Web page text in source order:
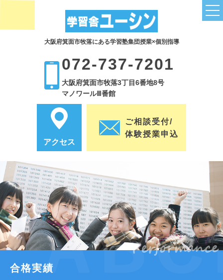
大阪府箕面市牧落にある学習塾集団授業×個別指導
072-737-7201
大阪府箕面市牧落3丁目6番地8号
マノワールⅢ番館
アクセス
ご相談受付/
体験授業申込
小学部コース
中学部コース
小学英語は塾で補強
子どもの英語力を伸ばすために
小学生の塾通いは必要？3つのポイント
全科目の成績UPにつながる読解力
高校受験のために塾は必要なの？
コースと入会案内
塾紹介・代表挨拶
合格実績
Performance